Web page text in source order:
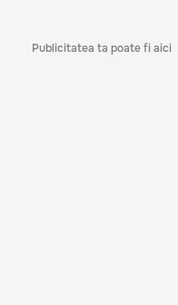
Publicitatea ta poate fi aici